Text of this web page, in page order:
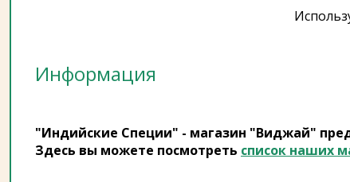
Информация
"Индийские Специи" - магазин "Виджай"
Здесь вы можете посмотреть список наших